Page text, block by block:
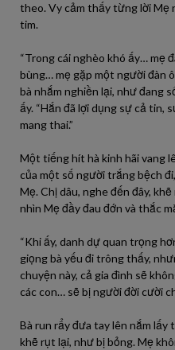
theo. Vy cảm thấy từng lời Mẹ
tim.
“Trong cái nghèo khó ấy… mẹ
bùng… mẹ gặp một người đàn
bà nhắm nghiền lại, như đang
ấy. “Hắn đã lợi dụng sự cả tin,
mang thai.”
Một tiếng hít hà kinh hãi vang
của một số người trắng bệch
Mẹ. Chị dâu, nghe đến đây,
nhìn Mẹ đầy đau đớn và thắc
“Khi ấy, danh dự quan trọng
giọng bà yếu đi trông thấy,
chuyện này, cả gia đình sẽ
các con… sẽ bị người đời cười
Bà run rẩy đưa tay lên nắm lấy
khẽ rụt lại, như bị bỏng. Mẹ